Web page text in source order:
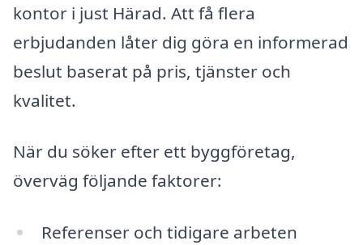
kontor i just Härad. Att få flera
erbjudanden låter dig göra en informerad
beslut baserat på pris, tjänster och
kvalitet.
När du söker efter ett byggföretag,
överväg följande faktorer:
Referenser och tidigare arbeten